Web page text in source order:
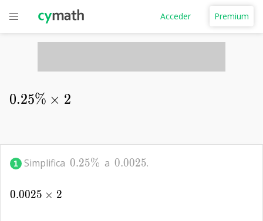
Premium
Acceder
0.25\%\times 2
0.25% × 2
1 Simplifica 0.25\%
0.25% a 0.0025
0.0025.
0.0025\times 2
0.0025 × 2